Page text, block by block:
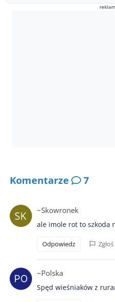
Komentarze 7
~Skowronek
ale imole rot to szkoda
Odpowiedz Zgłoś
~Polska
Spęd wieśniaków z